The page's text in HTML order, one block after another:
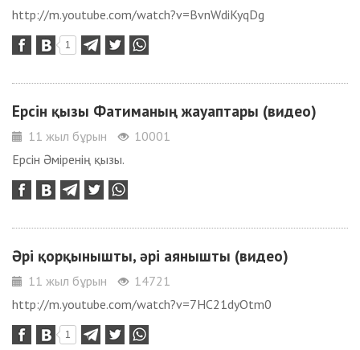
http://m.youtube.com/watch?v=BvnWdiKyqDg
1
Ерсін қызы Фатиманың жауаптары (видео)
11 жыл бұрын
10001
Ерсін Әміренің қызы.
Әрі қорқынышты, әрі аянышты (видео)
11 жыл бұрын
14721
http://m.youtube.com/watch?v=7HC21dyOtm0
1